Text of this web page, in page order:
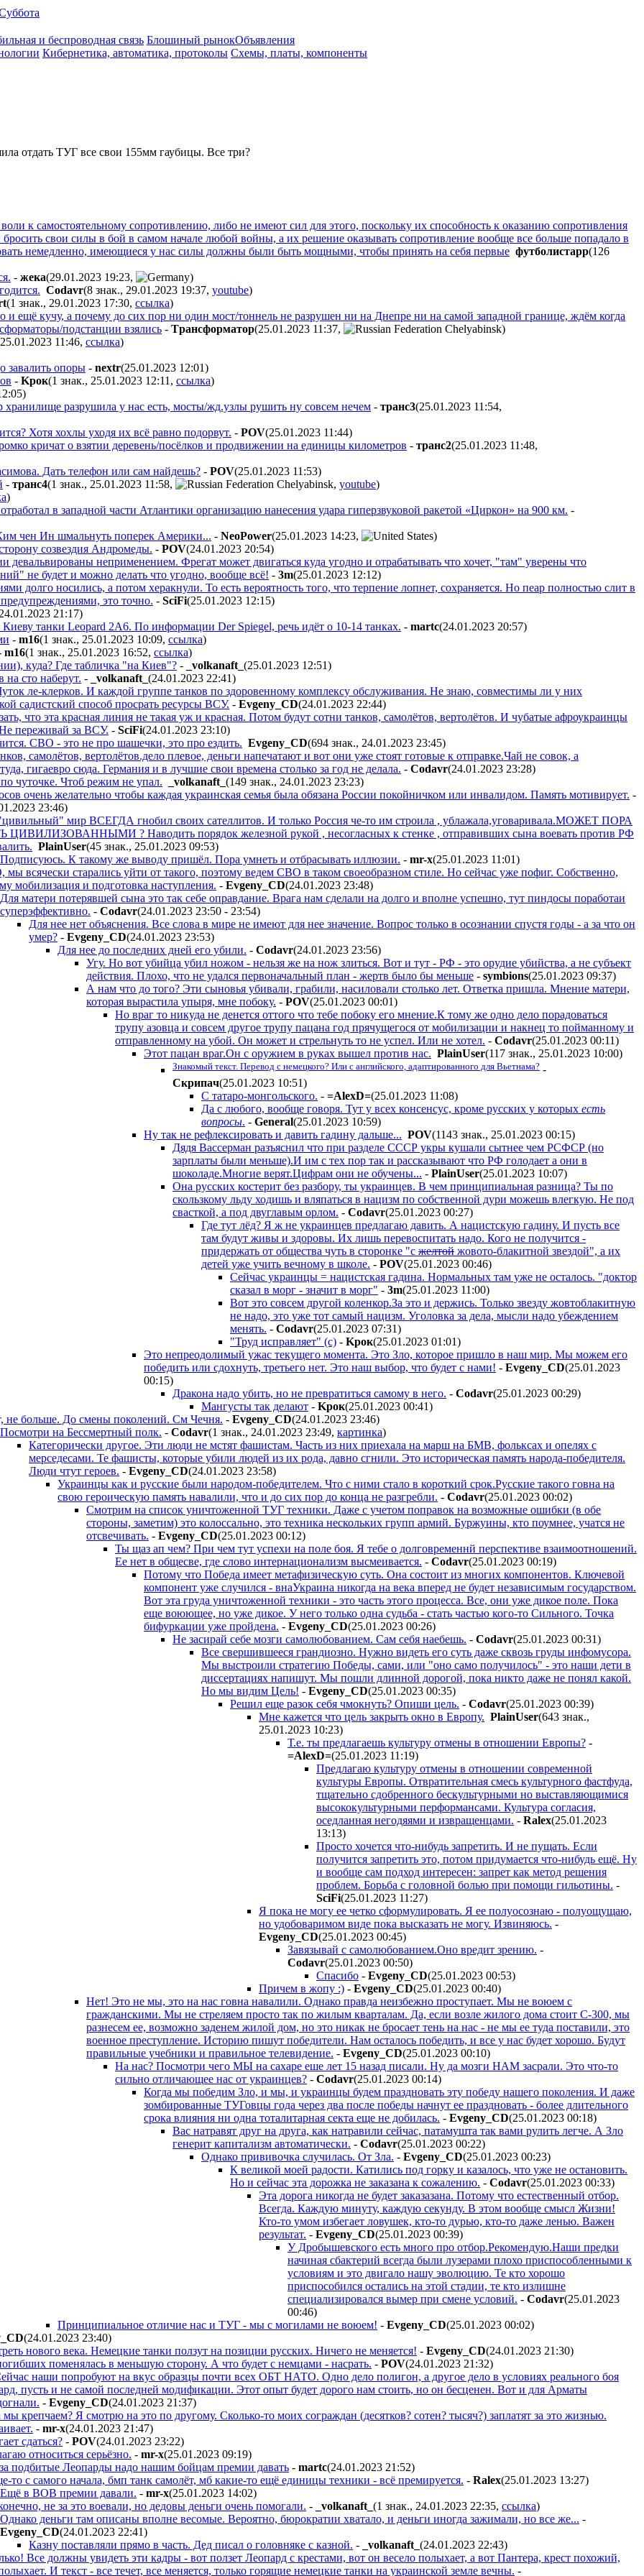
и беспроводная связь Блошиный рынокОбъявления
Кибернетика, автоматика, протоколы Схемы, платы, компоненты
отдать ТУГ все свои 155мм гаубицы. Все три?
к самостоятельному сопротивлению, либо не имеют сил для этого, поскольку их способность к оказанию сопротивления
бросить свои силы в бой в самом начале любой войны, а их решение оказывать сопротивление вообще все больше попадало в
немедленно, имеющиеся у нас силы должны были быть мощными, чтобы принять на себя первые фyтбoлиcтapp(126
- жeкa(29.01.2023 19:23,
)
Codavr(8 знак., 29.01.2023 19:37, youtube)
(1 знак., 29.01.2023 17:30, ссылка)
ещё кучу, а почему до сих пор ни один мост/тоннель не разрушен ни на Днепре ни на самой западной границе, ждём когда
подстанции взялись - Tpaнcфopмaтop(25.01.2023 11:37,
)
11:46, ссылка)
завалить опоры - nextr(25.01.2023 12:01)
- Kpoк(1 знак., 25.01.2023 12:11 , ссылка)
)
хранилище разрушила у нас есть, мосты/жд.узлы рушить ну совсем нечем - тpaнc3(25.01.2023 11:54,
Хотя хохлы уходя их всё равно подорвут. - POV(25.01.2023 11:44)
кричат о взятии деревень/посёлков и продвижении на единицы километров - тpaнc2(25.01.2023 11:48,
Дать телефон или сам найдешь? - POV(25.01.2023 11:53)
- тpaнc4(1 знак., 25.01.2023 11:58, , youtube)
)
в западной части Атлантики организацию нанесения удара гиперзвуковой ракетой «Циркон» на 900 км. -
чен Ин шмальнуть поперек Америки... - NeoPower(25.01.2023 14:23,
)
созвездия Андромеды. - POV(24.01.2023 20:54)
девальвированы неприменением. Фрегат может двигаться куда угодно и отрабатывать что хочет, "там" уверены что
не будет и можно делать что угодно, вообще всё! - 3m(25.01.2023 12:12)
долго носились, а потом херакнули. То есть вероятность того, что терпение лопнет, сохраняется. Но пеар полностью слит в
это точно. - SciFi(25.01.2023 12:15)
21:17)
танки Leopard 2A6. По информации Der Spiegel, речь идёт о 10-14 танках. - martc(24.01.2023 20:57)
- m16(1 знак., 25.01.2023 10:09, ссылка)
m16(1 знак., 25.01.2023 16:52, ссылка)
куда? Где табличка "на Киев"? - _volkanaft_ (25.01.2023 12:51)
сто наберут. - _volkanaft_ (24.01.2023 22:41)
ле-клерков. И каждой группе танков по здоровенному комплексу обслуживания. Не знаю, совместимы ли у них
садистский способ просрать ресурсы ВСУ. - Evgeny_CD(24.01.2023 22:44)
что эта красная линия не такая уж и красная. Потом будут сотни танков, самолётов, вертолётов. И чубатые афроукраинцы
переживай за ВСУ. - SciFi(24.01.2023 23:10)
СВО - это не про шашечки, это про ездить. Evgeny_CD(694 знак., 24.01.2023 23:45)
самолётов, вертолётов.дело плевое, деньги напечатают и вот они уже стоят готовые к отправке.Чай не совок, а
гигаевро сюда. Германия и в лучшие свои времена столько за год не делала. - Codavr(24.01.2023 23:28)
чуточке. Чтоб режим не упал.
_volkanaft_ (149 знак., 24.01.2023 23:23)
очень желательно чтобы каждая украинская семья была обязана России покойничком или инвалидом. Память мотивирует. -
23:46)
мир ВСЕГДА гнобил своих сателлитов. И только Россия че-то им строила , ублажала,уговаривала.МОЖЕТ ПОРА
ЦИВИЛИЗОВАННЫМИ ? Наводить порядок железной рукой , несогласных к стенке , отправивших сына воевать против РФ
PlainUser(45 знак., 25.01.2023 09:53)
Подписуюсь. К такому же выводу пришёл. Пора умнеть и отбрасывать иллюзии. - mr-x(25.01.2023 11:01)
мы всячески старались уйти от такого, поэтому ведем СВО в таком своеобразном стиле. Но сейчас уже пофиг. Собственно,
мобилизация и подготовка наступления. - Evgeny_CD(24.01.2023 23:48)
Для матери потерявшей сына это так себе оправдание. Врага нам сделали на долго и вполне успешно, тут пиндосы поработаи
суперэффективно. - Codavr(24.01.2023 23:50 - 23:54)
Для нее нет объяснения. Все слова в мире не имеют для нее значение. Вопрос только в осознании спустя годы - а за что он
умер? - Evgeny_CD(24.01.2023 23:53)
Для нее до последних дней его убили. - Codavr(24.01.2023 23:56)
Угу. Но вот убийца убил ножом - нельзя же на нож злиться. Вот и тут - РФ - это орудие убийства, а не субъект
действия. Плохо, что не удался первоначальный план - жертв было бы меньше - symbions(25.01.2023 09:37)
А нам что до того? Эти сыновья убивали, грабили, насиловали столько лет. Ответка пришла. Мнение матери,
которая вырастила упыря, мне побоку. - POV(25.01.2023 00:01)
Но враг то никуда не денется оттого что тебе побоку его мнение.К тому же одно дело порадоваться
трупу азовца и совсем другое трупу пацана год прячущегося от мобилизации и накнец то пойманному и
отправленному на убой. Он может и стрельнуть то не успел. Или не хотел. - Codavr(25.01.2023 00:11)
Этот пацан враг.Он с оружием в руках вышел против нас. PlainUser(117 знак., 25.01.2023 10:00)
Знакомый текст. Перевод с немецкого? Или с английского, адаптированного для Вьетнама? -
Cкpипaч(25.01.2023 10:51)
С татаро-монгольского. - =AlexD=(25.01.2023 11:08)
Да с любого, вообще говоря. Тут у всех консенсус, кроме русских у которых есть
вопросы. - General(25.01.2023 10:59)
Ну так не рефлексировать и давить гадину дальше... POV(1143 знак., 25.01.2023 00:15)
Дядя Вассерман разъяснил что при разделе СССР укры кушали сытнее чем РСФСР (но
зарплаты были меньше).И им с тех пор так и рассказывают что РФ голодает а они в
шоколаде.Многие верят.Цифрам они не обучены... - PlainUser(25.01.2023 10:07)
Она русских костерит без разбору, ты украинцев. В чем принципиальная разница? Ты по
скользкому льду ходишь и вляпаться в нацизм по собственной дури можешь влегкую. Не под
свасткой, а под двуглавым орлом. - Codavr(25.01.2023 00:27)
Где тут лёд? Я ж не украинцев предлагаю давить. А нацистскую гадину. И пусть все
там будут живы и здоровы. Их лишь перевоспитать надо. Кого не получится -
придержать от общества чуть в сторонке "с желтой жовото-блакитной звездой", а их
детей уже учить вечному в школе. - POV(25.01.2023 00:46)
Сейчас украинцы = нацистская гадина. Нормальных там уже не осталось. "доктор
сказал в морг - значит в морг" - 3m(25.01.2023 11:00)
Вот это совсем другой коленкор.За это и держись. Только звезду жовтоблакитную
не надо, это уже тот самый нацизм. Уголовка за дела, мысли надо убеждением
менять. - Codavr(25.01.2023 07:31)
"Труд исправляет" (с) - Kpoк(25.01.2023 01:01)
Это непреодолимый ужас текущего момента. Это Зло, которое пришло в наш мир. Мы можем его
победить или сдохнуть, третьего нет. Это наш выбор, что будет с нами! - Evgeny_CD(25.01.2023
00:15)
Дракона надо убить, но не превратиться самому в него. - Codavr(25.01.2023 00:29)
Мангусты так делают - Kpoк(25.01.2023 00:41)
не больше. До смены поколений. См Чечня. - Evgeny_CD(24.01.2023 23:46)
Посмотри на Бессмертный полк. - Codavr(1 знак., 24.01.2023 23:49, картинка)
Категорически другое. Эти люди не мстят фашистам. Часть из них приехала на марш на БМВ, фольксах и опелях с
мерседесами. Те фашисты, которые убили людей из их рода, давно сгнили. Это историческая память народа-победителя.
Люди чтут героев. - Evgeny_CD(24.01.2023 23:58)
Украинцы как и русские были народом-победителем. Что с ними стало в короткий срок.Русские такого говна на
свою героическую память навалили, что и до сих пор до конца не разгребли. - Codavr(25.01.2023 00:02)
Смотрим на список уничтоженной ТУГ техники. Даже с учетом поправок на возможные ошибки (в обе
стороны, заметим) это колоссально, это техника нескольких групп армий. Буржуины, кто поумнее, учатся не
отсвечивать. - Evgeny_CD(25.01.2023 00:12)
Ты щаз ап чем? При чем тут успехи на поле боя. Я тебе о долговременнй перспективе взаимоотношений.
Ее нет в общесве, где слово интернационализм высмеивается. - Codavr(25.01.2023 00:19)
Потому что Победа имеет метафизическую суть. Она состоит из многих компонентов. Ключевой
компонент уже случился - внаУкраина никогда на века вперед не будет независимым государством.
Вот эта груда уничтоженной техники - это часть этого процесса. Все, они уже дикое поле. Пока
еще воюющее, но уже дикое. У него только одна судьба - стать частью кого-то Сильного. Точка
бифуркации уже пройдена. - Evgeny_CD(25.01.2023 00:26)
Не засирай себе мозги самолюбованием. Сам себя наебешь. - Codavr(25.01.2023 00:31)
Все свершившееся грандиозно. Нужно видеть его суть даже сквозь груды инфомусора.
Мы выстроили стратегию Победы, сами, или "оно само получилось" - это наши дети в
диссертациях напишут. Мы пошли длинной дорогой, пока никто даже не понял какой.
Но мы видим Цель! - Evgeny_CD(25.01.2023 00:35)
Решил еще разок себя чмокнуть? Опиши цель. - Codavr(25.01.2023 00:39)
Мне кажется что цель закрыть окно в Европу. PlainUser(643 знак.,
25.01.2023 10:23)
Т.е. ты предлагаешь культуру отмены в отношении Европы? -
=AlexD=(25.01.2023 11:19)
Предлагаю культуру отмены в отношении современной
культуры Европы. Отвратительная смесь культурного фастфуда,
тщательно сдобренного бескультурными но выставляющимися
высококультурными перформансами. Культура согласия,
оседланная негодяями и извращенцами. - Ralex(25.01.2023
13:13)
Просто хочется что-нибудь запретить. И не пущать. Если
получится запретить это, потом придумается что-нибудь ещё. Ну
и вообще сам подход интересен: запрет как метод решения
проблем. Борьба с головной болью при помощи гильотины. -
SciFi(25.01.2023 11:27)
Я пока не могу ее четко сформулировать. Я ее полуосознаю - полуощущаю,
но удобоваримом виде пока высказать не могу. Извиняюсь. -
Evgeny_CD(25.01.2023 00:45)
Завязывай с самолюбованием.Оно вредит зрению. -
Codavr(25.01.2023 00:50)
Спасибо - Evgeny_CD(25.01.2023 00:53)
Причем в жопу :) - Evgeny_CD(25.01.2023 00:40)
Нет! Это не мы, это на нас говна навалили. Однако правда неизбежно проступает. Мы не воюем с
гражданскими. Мы не стреляем просто так по жилым кварталам. Да, если возле жилого дома стоит С-300, мы
разнесем ее, возможно заденем жилой дом, но это никак не бросает тень на нас - не мы ее туда поставили, это
военное преступление. Историю пишут победители. Нам осталось победить, и все у нас будет хорошо. Будут
правильные учебники и правильное телевидение. - Evgeny_CD(25.01.2023 00:10)
На нас? Посмотри чего МЫ на сахаре еше лет 15 назад писали. Ну да мозги НАМ засрали. Это что-то
сильно отличающее нас от украинцев? - Codavr(25.01.2023 00:14)
Когда мы победим Зло, и мы, и украинцы будем праздновать эту победу нашего поколения. И даже
зомбированные ТУГовцы года через два после победы начнут ее праздновать - более длительного
срока влияния ни одна тоталитарная секта еще не добилась. - Evgeny_CD(25.01.2023 00:18)
Вас натравят друг на друга, как натравили сейчас, патамушта так вами рулить легче. А Зло
генерит капитализм автоматически. - Codavr(25.01.2023 00:22)
Однако прививочка случилась. От Зла. - Evgeny_CD(25.01.2023 00:23)
К великой моей радости. Катились под горку и казалось, что уже не остановить.
Но и сейчас эта дорожка не заказана к сожалению. - Codavr(25.01.2023 00:33)
Эта дорога никогда не будет заказазана. Потому что естественный отбор.
Всегда. Каждую минуту, каждую секунду. В этом вообще смысл Жизни!
Кто-то умом избегает ловушек, кто-то дурью, кто-то даже ленью. Важен
результат. - Evgeny_CD(25.01.2023 00:39)
У Дробышевского есть много про отбор.Рекомендую.Наши предки
начиная сбактерий всегда были лузерами плохо приспособленными к
условиям и это двигало нашу эволюцию. Те кто хорошо
приспособился остались на этой стадии, те кто излишне
специализировался вымер при смене условий. - Codavr(25.01.2023
00:46)
Принципиальное отличие нас и ТУГ - мы с могилами не воюем! - Evgeny_CD(25.01.2023 00:02)
(24.01.2023 23:40)
нового века. Немецкие танки ползут на позиции русских. Ничего не меняется! - Evgeny_CD(24.01.2023 21:30)
поменялась в меньшую сторону. А что будет с немцами - насрать. - POV(24.01.2023 21:32)
наши попробуют на вкус образцы почти всех ОБТ НАТО. Одно дело полигон, а другое дело в условиях реального боя
пусть и не самой последней модификации. Этот опыт будет дорого нам стоить, но он бесценен. Вот и для Арматы
- Evgeny_CD(24.01.2023 21:37)
мы крепчаем? Я смотрю на это по другому. Сколько-то моих сограждан (десятков? сотен? тысяч?) заплатят за это жизнью.
- mr-x(24.01.2023 21:47)
сдаться? - POV(24.01.2023 23:22)
относиться серьёзно. - mr-x(25.01.2023 09:19)
подбитые Леопарды надо нашим бойцам премии давать - martc(24.01.2023 21:52)
то с самого начала, бмп танк самолёт, мб какие-то ещё единицы техники - всё премируется. - Ralex(25.01.2023 13:27)
Ещё в ВОВ премии давали. - mr-x(25.01.2023 14:02)
не за это воевали, но дедовы деньги очень помогали. - _volkanaft_ (1 знак., 24.01.2023 22:35, ссылка)
Однако деньги там описаны вполне весомые. Вероятно, бюрократии хватало, и деньги иногда зажимали, но все же... -
Evgeny_CD(24.01.2023 22:41)
Казну поставляли прямо в часть. Дед писал о головняке с казной. - _volkanaft_ (24.01.2023 22:43)
Все должны увидеть эти кадры - вот ползет Леопард с крестами, вот он весело полыхает, а вот Пантера, крест похожий,
И текст - все течет, все меняется, только горящие немецкие танки на украинской земле вечны. -